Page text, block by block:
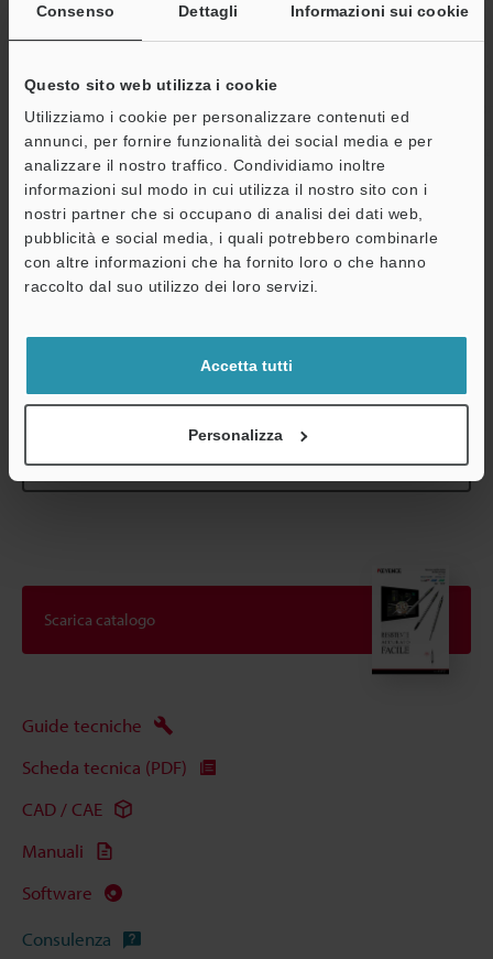
Consenso Dettagli Informazioni sui cookie
Questo sito web utilizza i cookie
Utilizziamo i cookie per personalizzare contenuti ed
annunci, per fornire funzionalità dei social media e per
analizzare il nostro traffico. Condividiamo inoltre
informazioni sul modo in cui utilizza il nostro sito con i
nostri partner che si occupano di analisi dei dati web,
pubblicità e social media, i quali potrebbero combinarle
con altre informazioni che ha fornito loro o che hanno
raccolto dal suo utilizzo dei loro servizi.
Accetta tutti
Personalizza
Parapolvere -
Cavo collegamento testina Opzionale
Peso Circa 270 g
*1Valore con temperatura ambiente pari a 20 °C.
*2Valore al centro del campo di misurazione. Si prega di notare
che la potenza di misurazione cambia a seconda dello stato di
installazione dei parapolvere.
Scheda tecnica (PDF)
Altri modelli
Scarica catalogo
Guide tecniche
Scheda tecnica (PDF)
CAD / CAE
Manuali
Software
Consulenza